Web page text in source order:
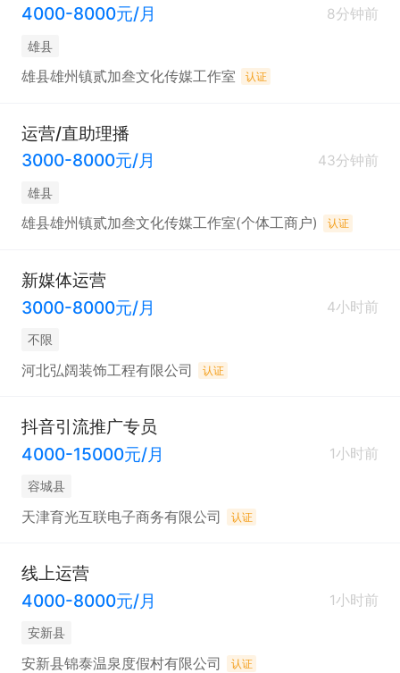
4000-8000元/月 8分钟前
雄县
雄县雄州镇贰加叁文化传媒工作室 认证
运营/直助理播
3000-8000元/月
43分钟前
雄县
雄县雄州镇贰加叁文化传媒工作室(个体工商户) 认证
新媒体运营
3000-8000元/月
4小时前
不限
河北弘阔装饰工程有限公司 认证
抖音引流推广专员
4000-15000元/月
1小时前
容城县
天津育光互联电子商务有限公司 认证
线上运营
4000-8000元/月
1小时前
安新县
安新县锦泰温泉度假村有限公司 认证